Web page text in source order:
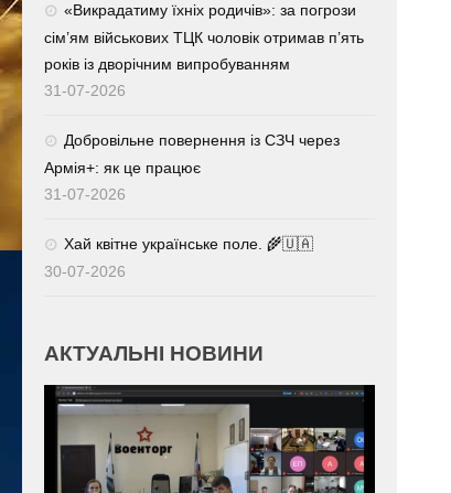
«Викрадатиму їхніх родичів»: за погрози
сім’ям військових ТЦК чоловік отримав п’ять
років із дворічним випробуванням
31-07-2026
Добровільне повернення із СЗЧ через
Армія+: як це працює
31-07-2026
Хай квітне українське поле. 🌾🇺🇦
30-07-2026
АКТУАЛЬНІ НОВИНИ